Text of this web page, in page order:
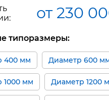
от 230
типоразмеры:
400 мм Диаметр 600
1000 мм Диаметр 1200